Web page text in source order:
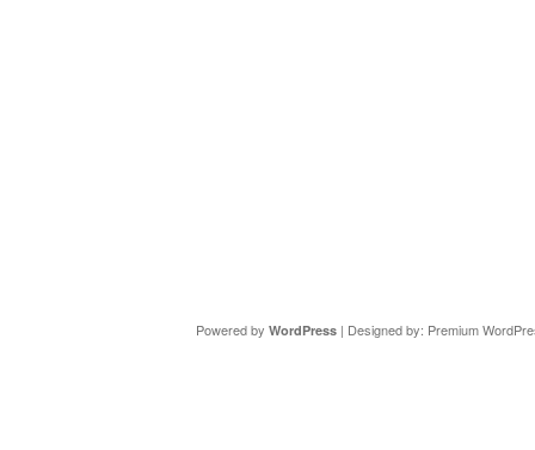
Powered by WordPress| Designed by: Premium